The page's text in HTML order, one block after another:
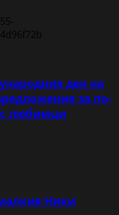
ден на
за по-
с любимци
Ники